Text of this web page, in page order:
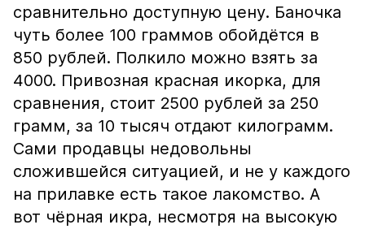
сравнительно доступную цену. Баночка
чуть более 100 граммов обойдётся в
850 рублей. Полкило можно взять за
4000. Привозная красная икорка, для
сравнения, стоит 2500 рублей за 250
грамм, за 10 тысяч отдают килограмм.
Сами продавцы недовольны
сложившейся ситуацией, и не у каждого
на прилавке есть такое лакомство. А
вот чёрная икра, несмотря на высокую